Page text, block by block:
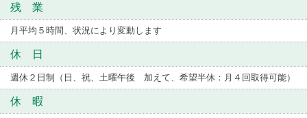
残 業
月平均５時間、状況により変動します
休 日
週休２日制（日、祝、土曜午後 加えて、希望半休：月４回取得可能）
休 暇